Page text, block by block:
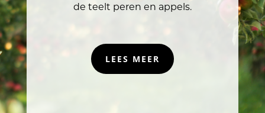
de teelt peren en appels.
LEES MEER